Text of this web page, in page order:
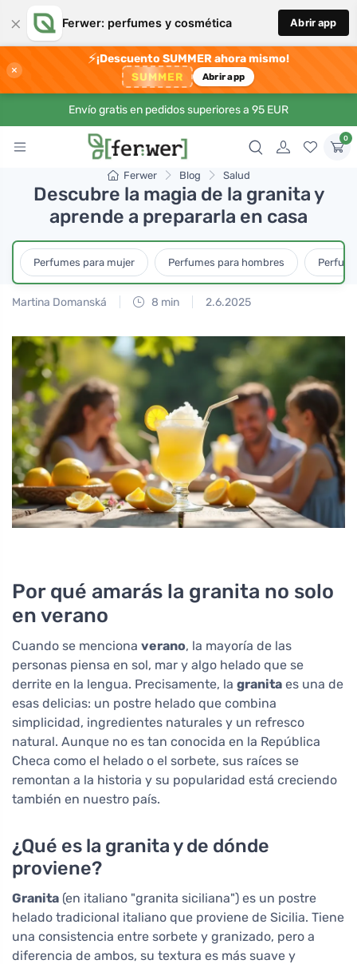
× Ferwer: perfumes y cosmética Abrir app
×
⚡¡Descuento SUMMER ahora mismo!
SUMMER Abrir app
Envío gratis en pedidos superiores a 95 EUR
0
Ferwer Blog Salud
Descubre la magia de la granita y
aprende a prepararla en casa
Perfumes para mujer Perfumes para hombres
Martina Domanská 8 min 2.6.2025
Por qué amarás la granita no solo
en verano
Cuando se menciona verano, la mayoría de las
personas piensa en sol, mar y algo helado que se
derrite en la lengua. Precisamente, la granita es una de
esas delicias: un postre helado que combina
simplicidad, ingredientes naturales y un refresco
natural. Aunque no es tan conocida en la República
Checa como el helado o el sorbete, sus raíces se
remontan a la historia y su popularidad está creciendo
también en nuestro país.
¿Qué es la granita y de dónde
proviene?
Granita (en italiano "granita siciliana") es un postre
helado tradicional italiano que proviene de Sicilia. Tiene
una consistencia entre sorbete y granizado, pero a
diferencia de ambos, su textura es más suave y